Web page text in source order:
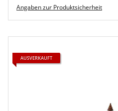
Angaben zur Produktsicherheit
AUSVERKAUFT